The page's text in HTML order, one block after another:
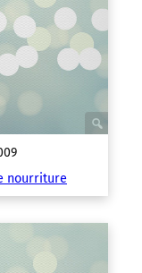
nourriture